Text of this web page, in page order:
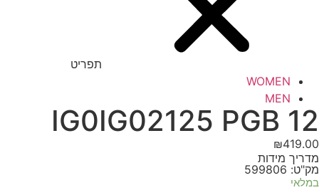
תפריט
WOMEN
MEN
IG0IG02125 PGB 12
₪419.00
מדריך מידות
מק"ט: 599806
במלאי